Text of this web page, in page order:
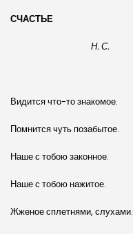
СЧАСТЬЕ
Н. С.
Видится что-то знакомое.
Помнится чуть позабытое.
Наше с тобою законное.
Наше с тобою нажитое.
Жженое сплетнями, слухами.